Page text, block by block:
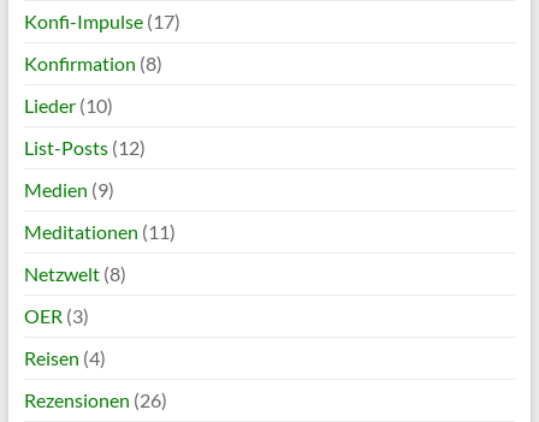
Konfi-Impulse(17)
Konfirmation (8)
Lieder(10)
List-Posts(12)
Medien (9)
Meditationen (11)
Netzwelt(8)
OER (3)
Reisen (4)
Rezensionen (26)